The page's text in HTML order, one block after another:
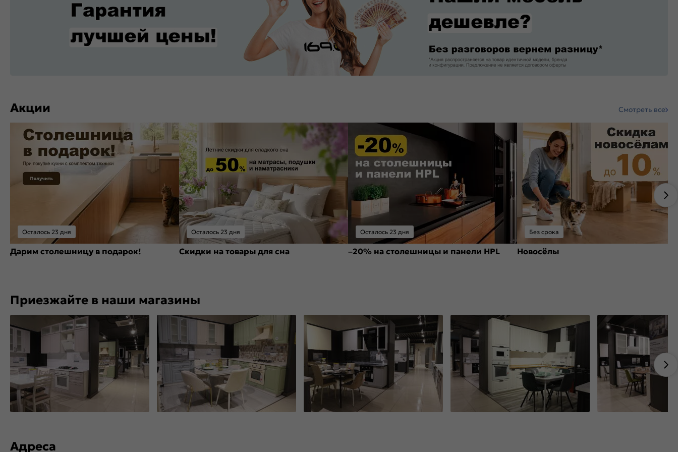
Акции Смотреть все
Осталось 23 дня
Дарим столешницу в подарок!
Осталось 23 дня
Скидки на товары для сна
Осталось 23 дня
–20% на столешницы и панели HPL
Без срока
Новосёлы
Приезжайте в наши магазины
Адреса